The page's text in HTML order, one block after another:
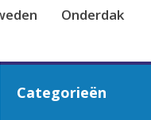
Onderdak
Categorieën